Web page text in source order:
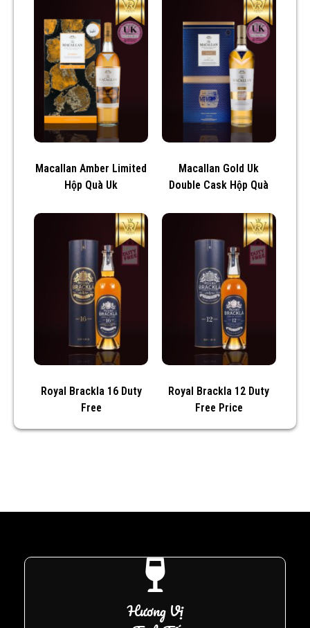
Macallan Amber Limited
Hộp Quà Uk
Macallan Gold Uk
Double Cask Hộp Quà
Royal Brackla 16 Duty
Free
Royal Brackla 12 Duty
Free Price
Hương Vị